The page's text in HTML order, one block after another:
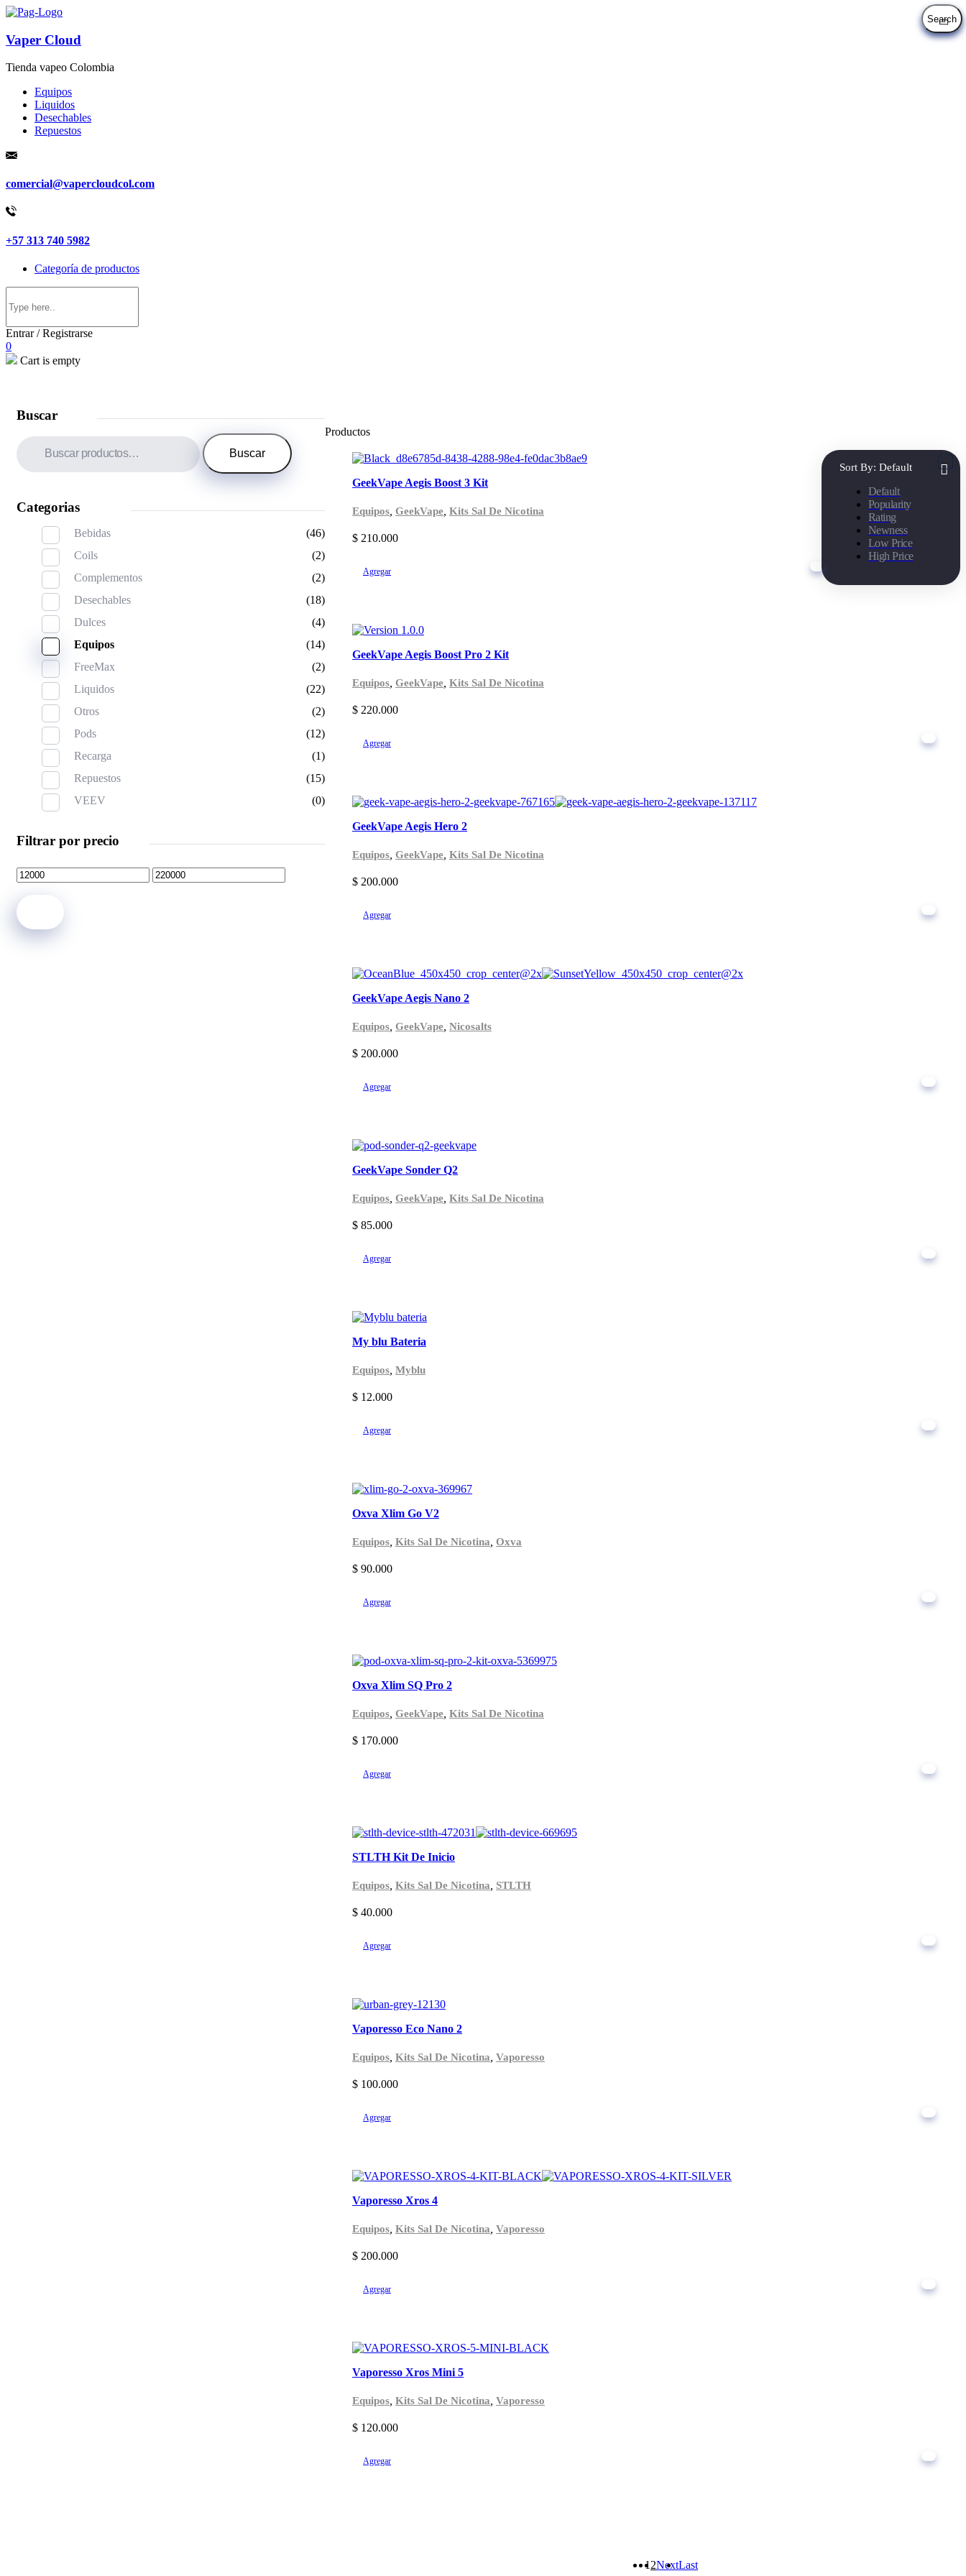
Vaper Cloud
Tienda vapeo Colombia
Equipos
Liquidos
Desechables
Repuestos
comercial@vapercloudcol.com
+57 313 740 5982
Categoría de productos
Entrar / Registrarse
0
Cart is empty
Productos
Sort By: Default
Default
Popularity
Rating
Newness
Low Price
High Price
GeekVape Aegis Boost 3 Kit
$ 210.000
Equipos GeekVape Kits Sal De Nicotina
Agregar
GeekVape Aegis Boost Pro 2 Kit
$ 220.000
Equipos GeekVape Kits Sal De Nicotina
Agregar
GeekVape Aegis Hero 2
$ 200.000
Equipos GeekVape Kits Sal De Nicotina
Agregar
GeekVape Aegis Nano 2
$ 200.000
Equipos GeekVape Nicosalts
Agregar
GeekVape Sonder Q2
$ 85.000
Equipos GeekVape Kits Sal De Nicotina
Agregar
My blu Bateria
$ 12.000
Equipos Myblu
Agregar
Oxva Xlim Go V2
$ 90.000
Equipos Kits Sal De Nicotina Oxva
Agregar
Oxva Xlim SQ Pro 2
$ 170.000
Equipos GeekVape Kits Sal De Nicotina
Agregar
STLTH Kit De Inicio
$ 40.000
Equipos Kits Sal De Nicotina STLTH
Agregar
Vaporesso Eco Nano 2
$ 100.000
Equipos Kits Sal De Nicotina Vaporesso
Agregar
Vaporesso Xros 4
$ 200.000
Equipos Kits Sal De Nicotina Vaporesso
Agregar
Vaporesso Xros Mini 5
$ 120.000
Equipos Kits Sal De Nicotina Vaporesso
Agregar
1 2NextLast
Buscar
por:
Buscar
Categorias
Bebidas
(46)
Coils
(2)
Complementos
(2)
Desechables
(18)
Dulces
(4)
Equipos
(14)
FreeMax
(2)
Liquidos
(22)
Otros
(2)
Pods
(12)
Recarga
(1)
Repuestos
(15)
VEEV
(0)
Filtrar por precio